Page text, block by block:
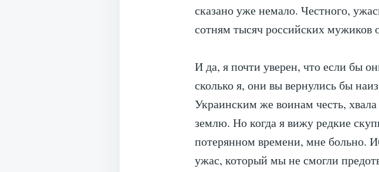
сказано уже немало. Честного,
сотням тысяч российских мужиков
И да, я почти уверен, что если бы
сколько я, они вы вернулись бы
Украинским же воинам честь,
землю. Но когда я вижу редкие
потерянном времени, мне больно.
ужас, который мы не смогли